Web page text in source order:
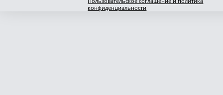
конфиденциальности